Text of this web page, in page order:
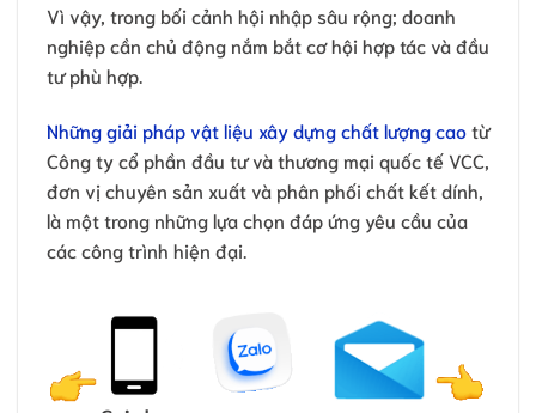
Vì vậy, trong bối cảnh hội nhập sâu rộng; doanh
nghiệp cần chủ động nắm bắt cơ hội hợp tác và đầu
tư phù hợp.
Những giải pháp vật liệu xây dựng chất lượng caotừ
Công ty cổ phần đầu tư và thương mại quốc tế VCC,
đơn vị chuyên sản xuất và phân phối chất kết dính,
là một trong những lựa chọn đáp ứng yêu cầu của
các công trình hiện đại.